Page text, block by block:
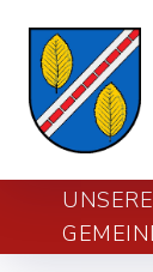
UNSERE